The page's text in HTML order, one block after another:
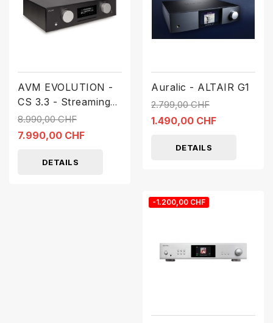
AVM EVOLUTION -
CS 3.3 - Streaming
CD-Receiver
8.990,00 CHF
7.990,00 CHF
DETAILS
Auralic - ALTAIR G1
2.799,00 CHF
1.490,00 CHF
DETAILS
-1.200,00 CHF